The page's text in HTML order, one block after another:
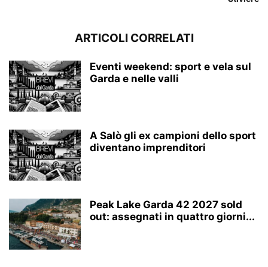
ARTICOLI CORRELATI
Eventi weekend: sport e vela sul
Garda e nelle valli
A Salò gli ex campioni dello sport
diventano imprenditori
Peak Lake Garda 42 2027 sold
out: assegnati in quattro giorni...